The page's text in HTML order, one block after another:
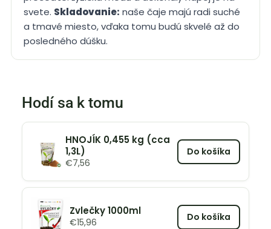
svete. Skladovanie: naše čaje majú radi suché
a tmavé miesto, vďaka tomu budú skvelé až do
posledného dúšku.
Hodí sa k tomu
HNOJÍK 0,455 kg (cca
1,3L)
€7,56
Do košíka
Zvlečky 1000ml
€15,96 Do košíka